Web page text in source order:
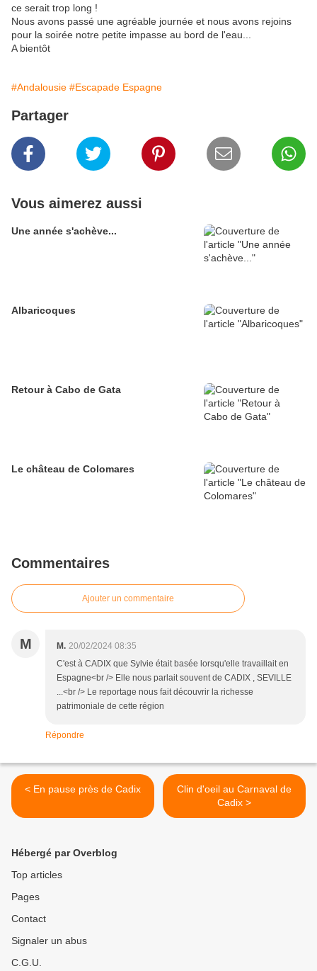
ce serait trop long !
Nous avons passé une agréable journée et nous avons rejoins
pour la soirée notre petite impasse au bord de l'eau...
A bientôt
#Andalousie #Escapade Espagne
Partager
Vous aimerez aussi
Une année s'achève...
Albaricoques
Retour à Cabo de Gata
Le château de Colomares
Commentaires
Ajouter un commentaire
M M. 20/02/2024 08:35
C'est à CADIX que Sylvie était basée lorsqu'elle travaillait en
Espagne<br /> Elle nous parlait souvent de CADIX , SEVILLE
...<br /> Le reportage nous fait découvrir la richesse
patrimoniale de cette région
Répondre
< En pause près de Cadix
Clin d'oeil au Carnaval de
Cadix >
Hébergé par Overblog
Top articles
Pages
Contact
Signaler un abus
C.G.U.